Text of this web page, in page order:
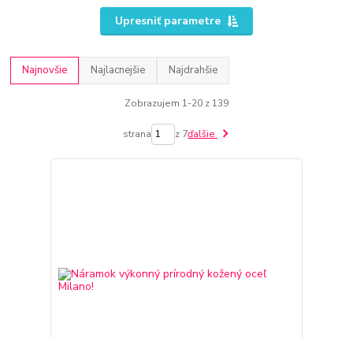
Upresniť parametre
Najnovšie Najlacnejšie Najdrahšie
Zobrazujem 1-20 z 139
strana z 7ďalšie